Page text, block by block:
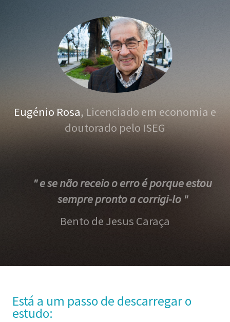
Eugénio Rosa, Licenciado em economia e
doutorado pelo ISEG
" e se não receio o erro é porque estou
sempre pronto a corrigi-lo "
Bento de Jesus Caraça
Está a um passo de descarregar o
estudo: